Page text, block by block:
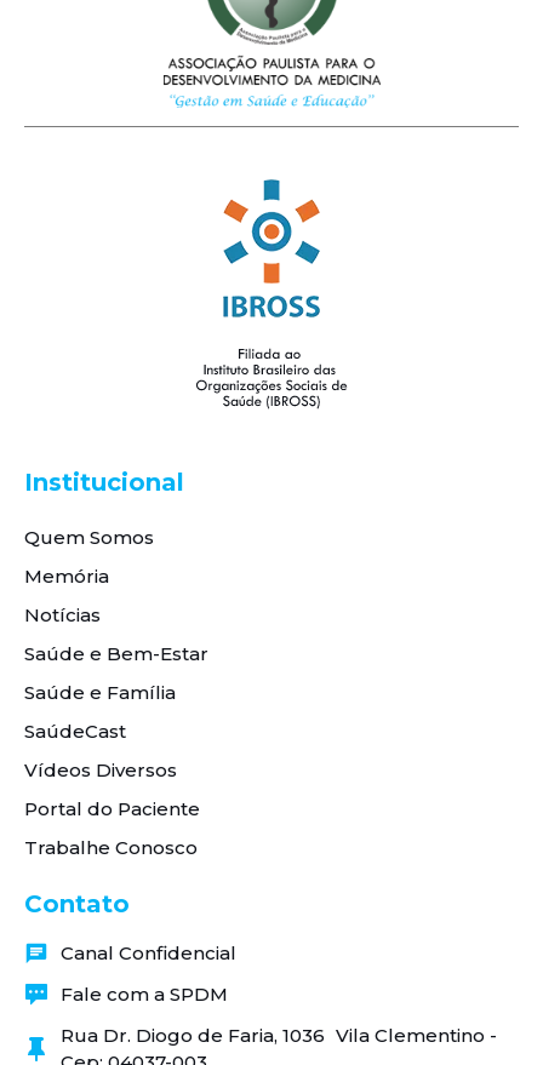
Institucional
Quem Somos
Memória
Notícias
Saúde e Bem-Estar
Saúde e Família
SaúdeCast
Vídeos Diversos
Portal do Paciente
Trabalhe Conosco
Contato
Canal Confidencial
Fale com a SPDM
Rua Dr. Diogo de Faria, 1036 Vila Clementino -